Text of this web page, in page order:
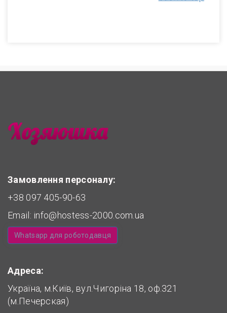
Замовлення персоналу:
+38 097 405-90-63
Email: info@hostess-2000.com.ua
Whatsapp для роботодавця
Адреса:
Україна, м.Київ, вул.Чигоріна 18, оф.321
(м.Печерская)